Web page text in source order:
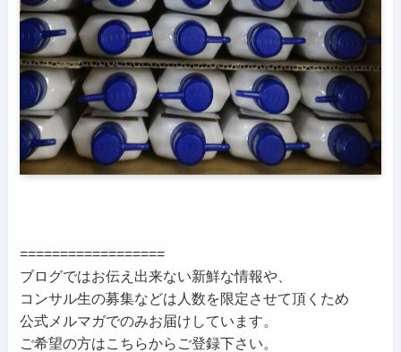
==================
ブログではお伝え出来ない新鮮な情報や、
コンサル生の募集などは人数を限定させて頂くため
公式メルマガでのみお届けしています。
ご希望の方はこちらからご登録下さい。